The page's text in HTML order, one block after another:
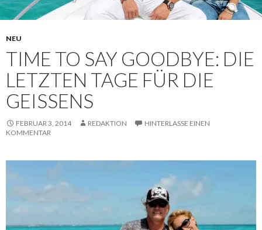
NEU
TIME TO SAY GOODBYE: DIE
LETZTEN TAGE FÜR DIE
GEISSENS
FEBRUAR 3, 2014 REDAKTION
HINTERLASSE EINEN
KOMMENTAR